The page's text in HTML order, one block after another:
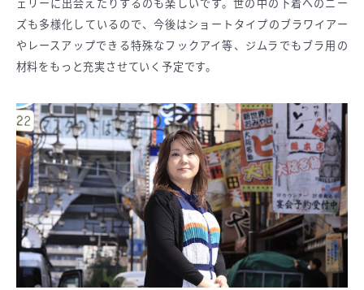
ェリーに出会えたりするのも楽しいです。世の中の下着へのニー
ズも多様化しているので、今後はショートタイプのブラワイアー
やレースアップできる特殊なフックアイ等、ジムラでもブラ用の
材料をもっと充実させていく予定です。